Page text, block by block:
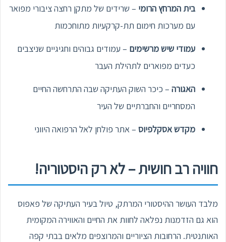
בית המרחץ הרומי – שרידים של מתקן רחצה ציבורי מפואר
עם מערכות חימום תת-קרקעיות מתוחכמות
עמודי שיש מרשימים – עמודים גבוהים וחגיגיים שניצבים
כעדים מפוארים לתהילת העבר
האגורה – כיכר השוק העתיקה שבה התרחשה החיים
המסחריים והחברתיים של העיר
מקדש אסקלפיוס – אתר פולחן לאל הרפואה היווני
חוויה רב חושית – לא רק היסטוריה!
מלבד העושר ההיסטורי המרתק, טיול בעיר העתיקה של פאפוס
הוא גם הזדמנות נפלאה לחוות את החיים והאווירה המקומית
האותנטית. הרחובות הציוריים והמרוצפים מלאים בבתי קפה